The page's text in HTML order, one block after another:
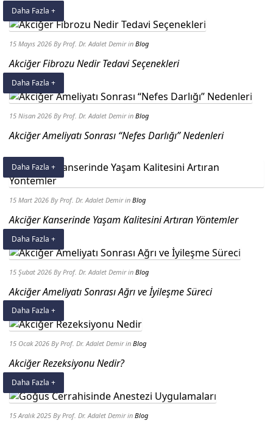
Daha Fazla +
15 Mayıs 2026 By Prof. Dr. Adalet Demir in Blog
Akciğer Fibrozu Nedir Tedavi Seçenekleri
Daha Fazla +
15 Nisan 2026 By Prof. Dr. Adalet Demir in Blog
Akciğer Ameliyatı Sonrası “Nefes Darlığı” Nedenleri
Daha Fazla +
15 Mart 2026 By Prof. Dr. Adalet Demir in Blog
Akciğer Kanserinde Yaşam Kalitesini Artıran Yöntemler
Daha Fazla +
15 Şubat 2026 By Prof. Dr. Adalet Demir in Blog
Akciğer Ameliyatı Sonrası Ağrı ve İyileşme Süreci
Daha Fazla +
15 Ocak 2026 By Prof. Dr. Adalet Demir in Blog
Akciğer Rezeksiyonu Nedir?
Daha Fazla +
15 Aralık 2025 By Prof. Dr. Adalet Demir in Blog